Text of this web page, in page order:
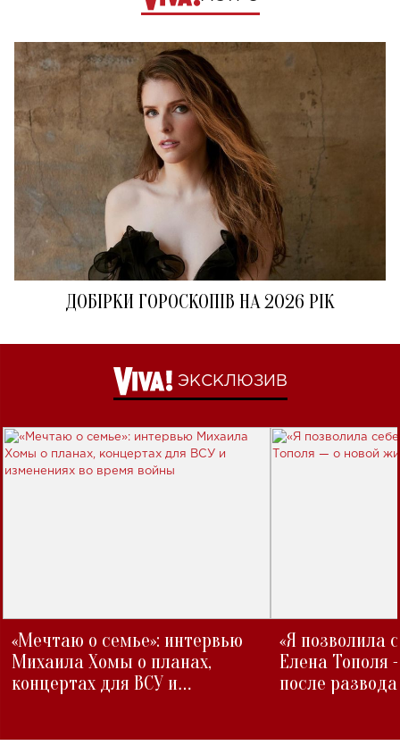
ДОБІРКИ ГОРОСКОПІВ НА 2026 РІК
ЭКСКЛЮЗИВ
«Мечтаю о семье»: интервью
Михаила Хомы о планах,
концертах для ВСУ и
«Я позволила
Елена Тополя
после развода